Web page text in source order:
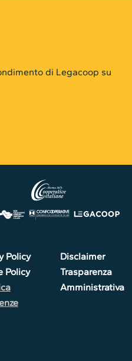
di Legacoop su
Policy
Policy
Disclaimer
Trasparenza
Amministrativa